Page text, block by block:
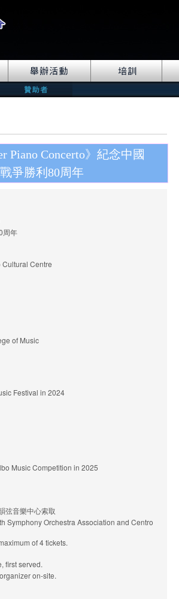
Piano Concerto》紀念中國
爭勝利80周年
周年
Cultural Centre
of Music
Festival in 2024
Music Competition in 2025
弦音樂中心索取
Symphony Orchestra Association and Centro
of 4 tickets.
first served.
on-site.